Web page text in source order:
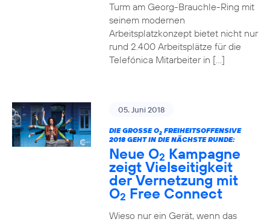
Turm am Georg-Brauchle-Ring mit
seinem modernen
Arbeitsplatzkonzept bietet nicht nur
rund 2.400 Arbeitsplätze für die
Telefónica Mitarbeiter in […]
05. Juni 2018
DIE GROSSE O 2FREIHEITSOFFENSIVE
2018 GEHT IN DIE NÄCHSTE RUNDE:
Neue O2 Kampagne
zeigt Vielseitigkeit
der Vernetzung mit
O2 Free Connect
Wieso nur ein Gerät, wenn das